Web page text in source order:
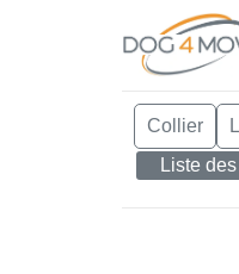
Collier
Liste